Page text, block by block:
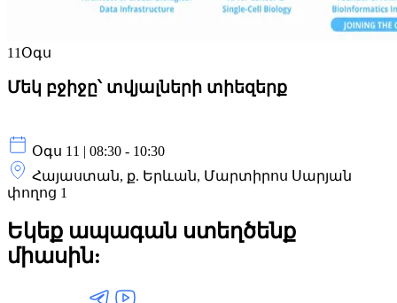
11 Օգս
Մեկ բջիջը՝ տվյալների տիեզերք
Օգս 11 | 08:30 - 10:30
Հայաստան, ք. Երևան, Մարտիրոս Սարյան
փողոց 1
Եկեք ապագան ստեղծենք
միասին: